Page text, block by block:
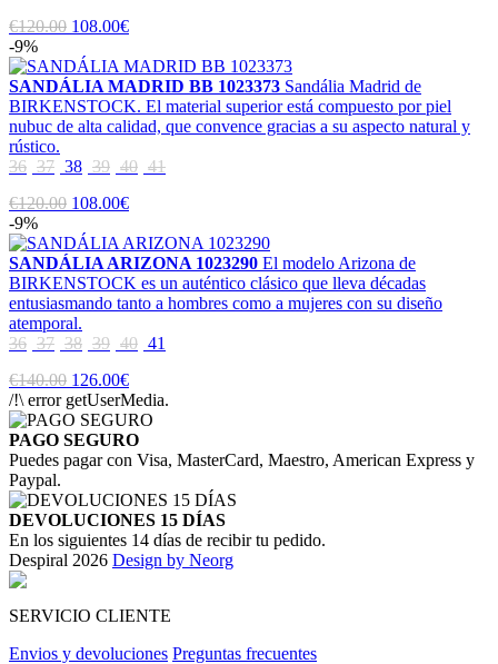
€120.00 108.00€
-9%
SANDÁLIA MADRID BB 1023373 Sandália Madrid de
BIRKENSTOCK. El material superior está compuesto por piel
nubuc de alta calidad, que convence gracias a su aspecto natural y
rústico.
36 37 38 39 40 41
€120.00 108.00€
-9%
SANDÁLIA ARIZONA 1023290 El modelo Arizona de
BIRKENSTOCK es un auténtico clásico que lleva décadas
entusiasmando tanto a hombres como a mujeres con su diseño
atemporal.
36 37 38 39 40 41
€140.00 126.00€
/!\ error getUserMedia.
PAGO SEGURO
Puedes pagar con Visa, MasterCard, Maestro, American Express y
Paypal.
DEVOLUCIONES 15 DÍAS
En los siguientes 14 días de recibir tu pedido.
Despiral 2026 Design by Neorg
SERVICIO CLIENTE
Envios y devoluciones Preguntas frecuentes